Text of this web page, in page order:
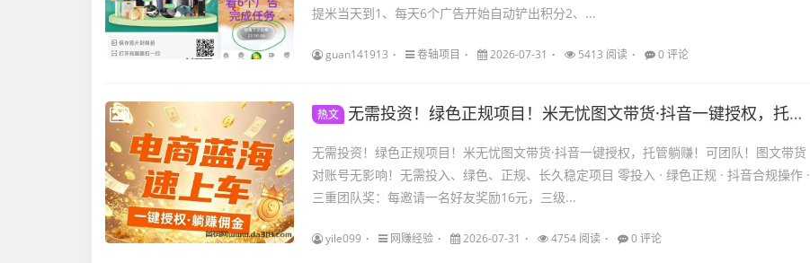
提米当天到1、每天6个广告开始自动铲出积分2、...
guan141913 卷轴项目 2026-07-31 5413 阅读 0 评论
热文 无需投资！绿色正规项目！米无忧图文带货·抖音一键授权，托管躺赚！
无需投资！绿色正规项目！米无忧图文带货·抖音一键授权，托管躺赚！可团队！图文带货
对账号无影响！无需投入、绿色、正规、长久稳定项目 零投入 · 绿色正规 · 抖音合规操作 ·
三重团队奖：每邀请一名好友奖励16元，三级...
yile099 网赚经验 2026-07-31 4754 阅读 0 评论